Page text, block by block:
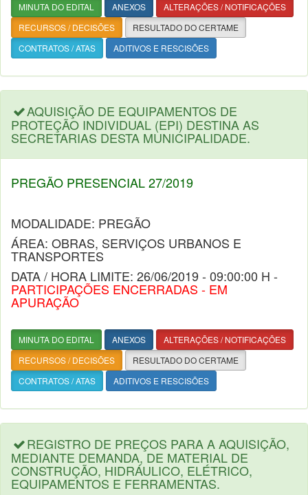
MINUTA DO EDITAL ANEXOS
ALTERAÇÕES / NOTIFICAÇÕES
RECURSOS / DECISÕES
RESULTADO DO CERTAME
CONTRATOS / ATAS
ADITIVOS E RESCISÕES
AQUISIÇÃO DE EQUIPAMENTOS DE
PROTEÇÃO INDIVIDUAL (EPI) DESTINA AS
SECRETARIAS DESTA MUNICIPALIDADE.
PREGÃO PRESENCIAL 27/2019
MODALIDADE: PREGÃO
ÁREA: OBRAS, SERVIÇOS URBANOS E
TRANSPORTES
DATA / HORA LIMITE: 26/06/2019 - 09:00:00 H -
PARTICIPAÇÕES ENCERRADAS - EM
APURAÇÃO
MINUTA DO EDITAL ANEXOS
ALTERAÇÕES / NOTIFICAÇÕES
RECURSOS / DECISÕES
RESULTADO DO CERTAME
CONTRATOS / ATAS
ADITIVOS E RESCISÕES
REGISTRO DE PREÇOS PARA A AQUISIÇÃO,
MEDIANTE DEMANDA, DE MATERIAL DE
CONSTRUÇÃO, HIDRÁULICO, ELÉTRICO,
EQUIPAMENTOS E FERRAMENTAS.